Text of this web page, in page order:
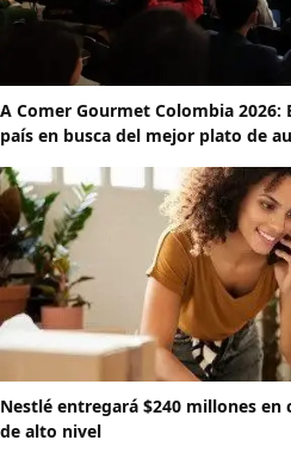
A Comer Gourmet Colombia
país en busca del mejor plato de
Nestlé entregará $240 millones
de alto nivel